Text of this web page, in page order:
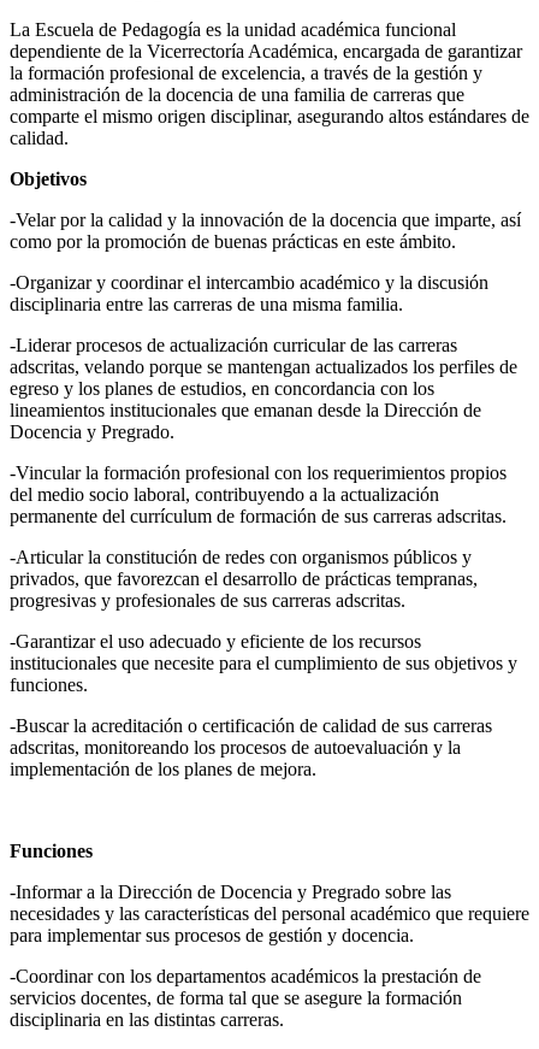
La Escuela de Pedagogía es la unidad académica funcional
dependiente de la Vicerrectoría Académica, encargada de garantizar
la formación profesional de excelencia, a través de la gestión y
administración de la docencia de una familia de carreras que
comparte el mismo origen disciplinar, asegurando altos estándares de
calidad.
Objetivos
-Velar por la calidad y la innovación de la docencia que imparte, así
como por la promoción de buenas prácticas en este ámbito.
-Organizar y coordinar el intercambio académico y la discusión
disciplinaria entre las carreras de una misma familia.
-Liderar procesos de actualización curricular de las carreras
adscritas, velando porque se mantengan actualizados los perfiles de
egreso y los planes de estudios, en concordancia con los
lineamientos institucionales que emanan desde la Dirección de
Docencia y Pregrado.
-Vincular la formación profesional con los requerimientos propios
del medio socio laboral, contribuyendo a la actualización
permanente del currículum de formación de sus carreras adscritas.
-Articular la constitución de redes con organismos públicos y
privados, que favorezcan el desarrollo de prácticas tempranas,
progresivas y profesionales de sus carreras adscritas.
-Garantizar el uso adecuado y eficiente de los recursos
institucionales que necesite para el cumplimiento de sus objetivos y
funciones.
-Buscar la acreditación o certificación de calidad de sus carreras
adscritas, monitoreando los procesos de autoevaluación y la
implementación de los planes de mejora.
Funciones
-Informar a la Dirección de Docencia y Pregrado sobre las
necesidades y las características del personal académico que requiere
para implementar sus procesos de gestión y docencia.
-Coordinar con los departamentos académicos la prestación de
servicios docentes, de forma tal que se asegure la formación
disciplinaria en las distintas carreras.